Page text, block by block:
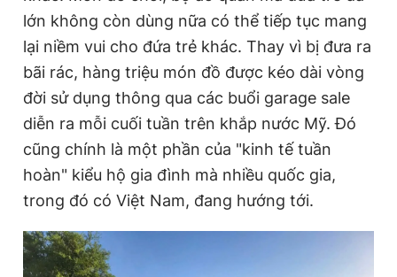
lớn không còn dùng nữa có thể tiếp tục mang
lại niềm vui cho đứa trẻ khác. Thay vì bị đưa ra
bãi rác, hàng triệu món đồ được kéo dài vòng
đời sử dụng thông qua các buổi garage sale
diễn ra mỗi cuối tuần trên khắp nước Mỹ. Đó
cũng chính là một phần của "kinh tế tuần
hoàn" kiểu hộ gia đình mà nhiều quốc gia,
trong đó có Việt Nam, đang hướng tới.